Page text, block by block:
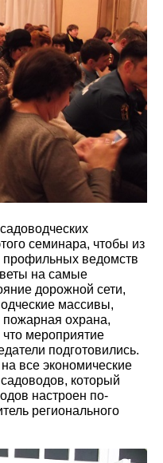
семинара, чтобы из
профильных ведомств
на самые
дорожной сети,
массивы,
пожарная охрана,
что мероприятие
подготовились.
все экономические
который
настроен по-
регионального